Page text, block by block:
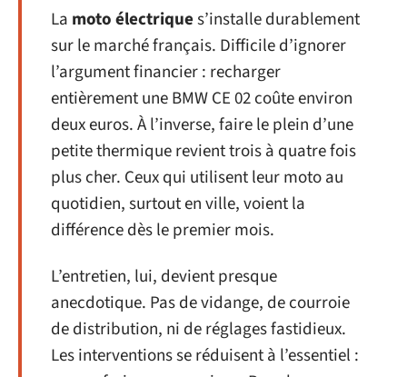
La moto électriques’installe durablement
sur le marché français. Difficile d’ignorer
l’argument financier : recharger
entièrement une BMW CE 02 coûte environ
deux euros. À l’inverse, faire le plein d’une
petite thermique revient trois à quatre fois
plus cher. Ceux qui utilisent leur moto au
quotidien, surtout en ville, voient la
différence dès le premier mois.
L’entretien, lui, devient presque
anecdotique. Pas de vidange, de courroie
de distribution, ni de réglages fastidieux.
Les interventions se réduisent à l’essentiel :